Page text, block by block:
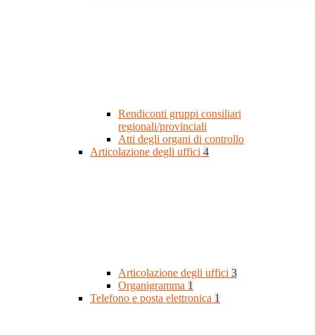
Rendiconti gruppi consiliari
regionali/provinciali
Atti degli organi di controllo
Articolazione degli uffici 4
Articolazione degli uffici 3
Organigramma 1
Telefono e posta elettronica 1